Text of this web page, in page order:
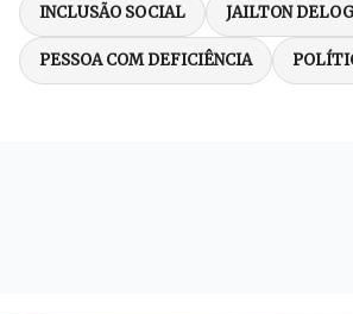
INCLUSÃO SOCIAL JAILTON
PESSOA COM DEFICIÊNCIA